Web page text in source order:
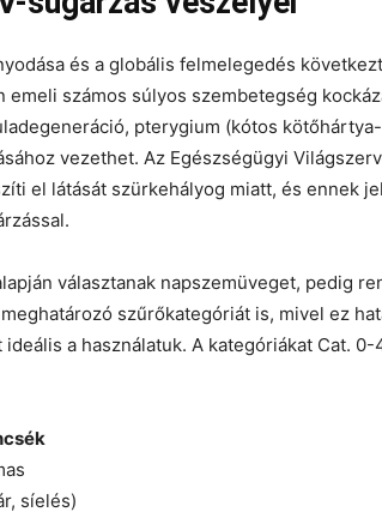
és a globális felmelegedés
emeli számos súlyos szembetegség
pterygium (kótos
vezethet. Az Egészségügyi
el látását szürkehályog miatt, és ennek
választanak napszemüveget, pedig
szűrőkategóriát is, mivel ez
a használatuk. A kategóriákat Cat.
síelés)